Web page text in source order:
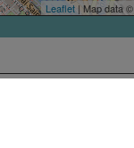
Leaflet| Map data ©